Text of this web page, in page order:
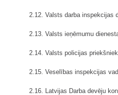
2.12. Valsts darba inspekcijas
2.13. Valsts ieņēmumu
2.14. Valsts policijas
2.15. Veselības inspekcijas
2.16. Latvijas Darba devēju